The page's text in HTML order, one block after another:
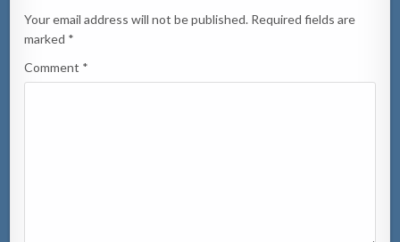
Your email address will not be published. Required fields are
marked *
Comment *